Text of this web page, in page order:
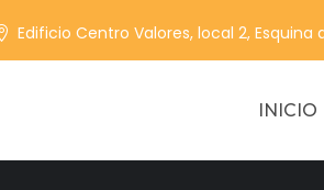
Edificio Centro Valores, local 2, Esquina
INICIO